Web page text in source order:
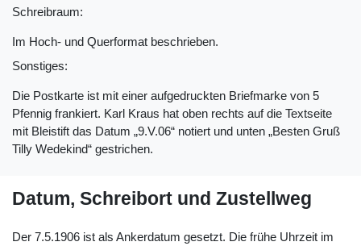
Schreibraum:
Im Hoch- und Querformat beschrieben.
Sonstiges:
Die Postkarte ist mit einer aufgedruckten Briefmarke von 5
Pfennig frankiert. Karl Kraus hat oben rechts auf die Textseite
mit Bleistift das Datum „9.V.06“ notiert und unten „Besten Gruß
Tilly Wedekind“ gestrichen.
Datum, Schreibort und Zustellweg
Der 7.5.1906 ist als Ankerdatum gesetzt. Die frühe Uhrzeit im